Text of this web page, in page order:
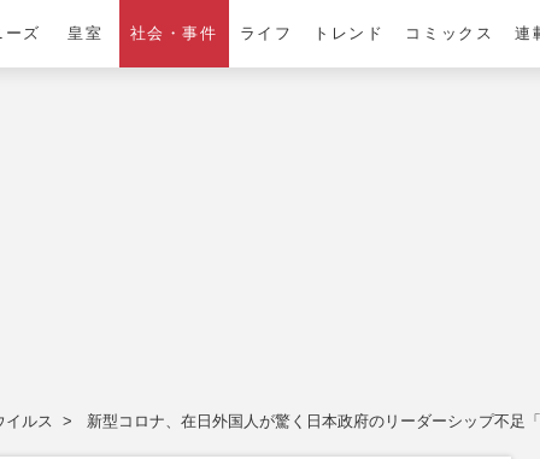
ーズ 皇室 社会・事件 ライフ トレンド コミックス 連
イルス 新型コロナ、在日外国人が驚く日本政府のリーダーシップ不足